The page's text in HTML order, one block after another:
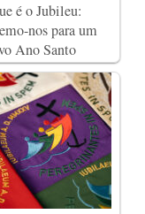
é o Jubileu:
nos para um
Ano Santo